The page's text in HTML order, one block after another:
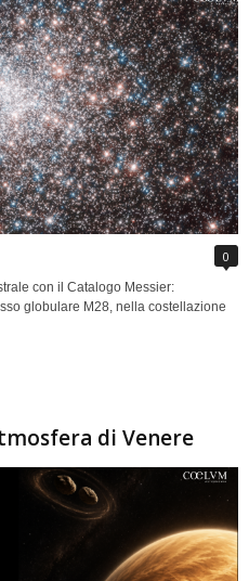
0
con il Catalogo Messier:
globulare M28, nella costellazione
di Venere